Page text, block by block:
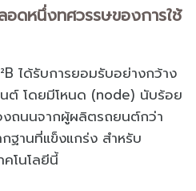
ดหนึ่งทศวรรษของการใช้
ได้รับการยอมรับอย่างกว้าง
ต์ โดยมีโหนด (node) นับร้อย
ถนนจากผู้ผลิตรถยนต์กว่า
ฐานที่แข็งแกร่ง สำหรับ
โนโลยีนี้